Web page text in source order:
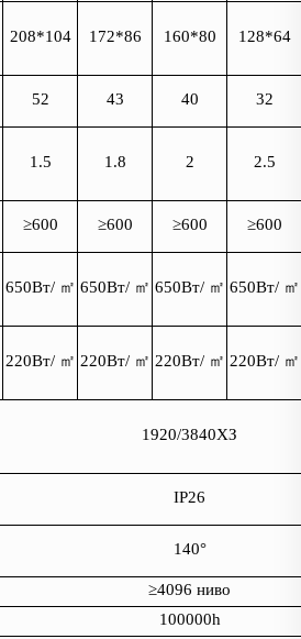
208*104 172*86 160*80 128*64
52 43 40 32
1.5 1.8 2 2.5
≥600 ≥600 ≥600 ≥600
650Вт/ ㎡ 650Вт/ ㎡ 650Вт/ ㎡ 650Вт/ ㎡
220Вт/ ㎡ 220Вт/ ㎡ 220Вт/ ㎡ 220Вт/ ㎡
1920/3840ХЗ
IP26
140°
≥4096 ниво
100000h